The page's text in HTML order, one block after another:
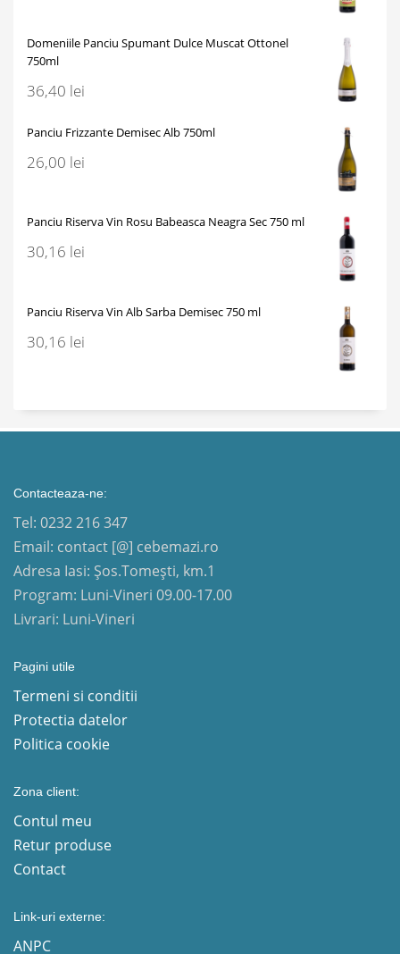
Domeniile Panciu Spumant Dulce Muscat Ottonel
750ml
36,40 lei
Panciu Frizzante Demisec Alb 750ml
26,00 lei
Panciu Riserva Vin Rosu Babeasca Neagra Sec 750 ml
30,16 lei
Panciu Riserva Vin Alb Sarba Demisec 750 ml
30,16 lei
Contacteaza-ne:
Tel: 0232 216 347
Email: contact [@] cebemazi.ro
Adresa Iasi: Șos.Tomești, km.1
Program: Luni-Vineri 09.00-17.00
Livrari: Luni-Vineri
Pagini utile
Termeni si conditii
Protectia datelor
Politica cookie
Zona client:
Contul meu
Retur produse
Contact
Link-uri externe:
ANPC